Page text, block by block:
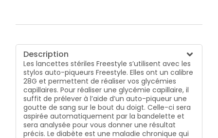
Description
Les lancettes stériles Freestyle s’utilisent avec les
stylos auto-piqueurs Freestyle. Elles ont un calibre
28G et permettent de réaliser vos glycémies
capillaires. Pour réaliser une glycémie capillaire, il
suffit de prélever à l’aide d’un auto-piqueur une
goutte de sang sur le bout du doigt. Celle-ci sera
aspirée automatiquement par la bandelette et
sera analysée pour vous donner une résultat
précis. Le diabète est une maladie chronique qui